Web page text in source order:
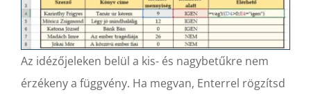
Az idézőjeleken belül a kis- és nagybetűkre nem
érzékeny a függvény. Ha megvan, Enterrel rögzítsd